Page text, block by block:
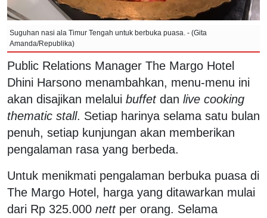
Suguhan nasi ala Timur Tengah untuk berbuka puasa. - (Gita
Amanda/Republika)
Public Relations Manager The Margo Hotel
Dhini Harsono menambahkan, menu-menu ini
akan disajikan melalui buffetdan live cooking
thematic stall. Setiap harinya selama satu bulan
penuh, setiap kunjungan akan memberikan
pengalaman rasa yang berbeda.
Untuk menikmati pengalaman berbuka puasa di
The Margo Hotel, harga yang ditawarkan mulai
dari Rp 325.000 nettper orang. Selama